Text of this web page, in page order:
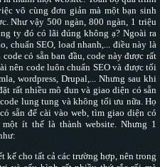
vô cùng đơn giản mà một bạn sinh
Như vậy 500 ngàn, 800 ngàn, 1 triệu
ty đó có lãi đúng không ạ? Ngoài ra
chuẩn SEO, load nhanh,... điều này là
có sẵn ban đầu, code này được rất
nên code luôn chuẩn SEO và được tối
wordpress, Drupal,... Nhưng sau khi
rất nhiều mô đun và giao diện có sẵn
lung tung và không tối ưu nữa. Họ
sẵn để cài vào web, tìm giao diện có
ít thế là thành website. Nhưng 1
kế cho tất cả các trường hợp, nên trong